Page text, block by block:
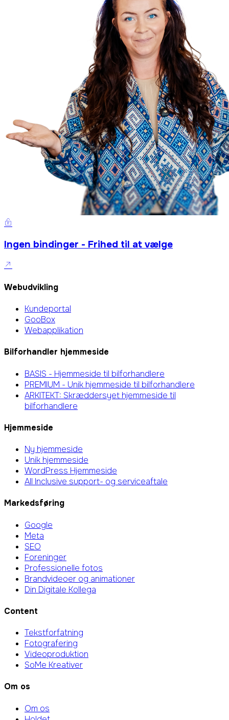
Ingen bindinger - Frihed til at vælge
Webudvikling
Kundeportal
GooBox
Webapplikation
Bilforhandler hjemmeside
BASIS - Hjemmeside til bilforhandlere
PREMIUM - Unik hjemmeside til bilforhandlere
ARKITEKT: Skræddersyet hjemmeside til
bilforhandlere
Hjemmeside
Ny hjemmeside
Unik hjemmeside
WordPress Hjemmeside
All Inclusive support- og serviceaftale
Markedsføring
Google
Meta
SEO
Foreninger
Professionelle fotos
Brandvideoer og animationer
Din Digitale Kollega
Content
Tekstforfatning
Fotografering
Videoproduktion
SoMe Kreativer
Om os
Om os